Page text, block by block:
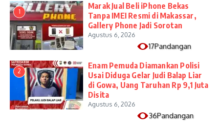
1
​Marak Jual Beli iPhone Bekas
Tanpa IMEI Resmi di Makassar,
Gallery Phone Jadi Sorotan
Agustus 6, 2026
17Pandangan
2
Enam Pemuda Diamankan Polisi
Usai Diduga Gelar Judi Balap Liar
di Gowa, Uang Taruhan Rp 9,1 Juta
Disita
Agustus 6, 2026
36Pandangan